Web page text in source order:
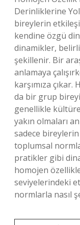
Derinliklerine
bireylerin
kendine özgü
dinamikler,
şekillenir. Bir
anlamaya
karşımıza
da bir grup
genellikle
yakın olmaları
sadece
toplumsal
pratikler gibi
homojen
seviyelerindeki
normlarla nasıl